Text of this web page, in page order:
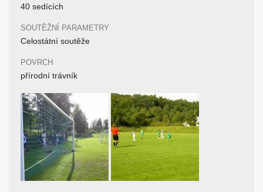
40 sedících
SOUTĚŽNÍ PARAMETRY
Celostátní soutěže
POVRCH
přírodní trávník